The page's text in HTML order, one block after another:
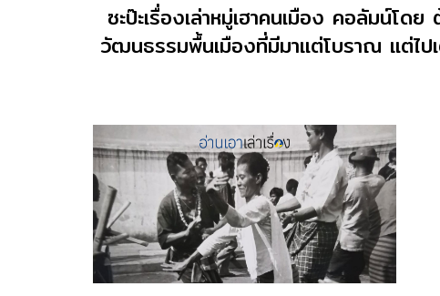
ซะป๊ะเรื่องเล่าหมู่เฮาคนเมือง คอลัมน์โด
วัฒนธรรมพื้นเมืองที่มีมาแต่โบราณ แต่ไปเ